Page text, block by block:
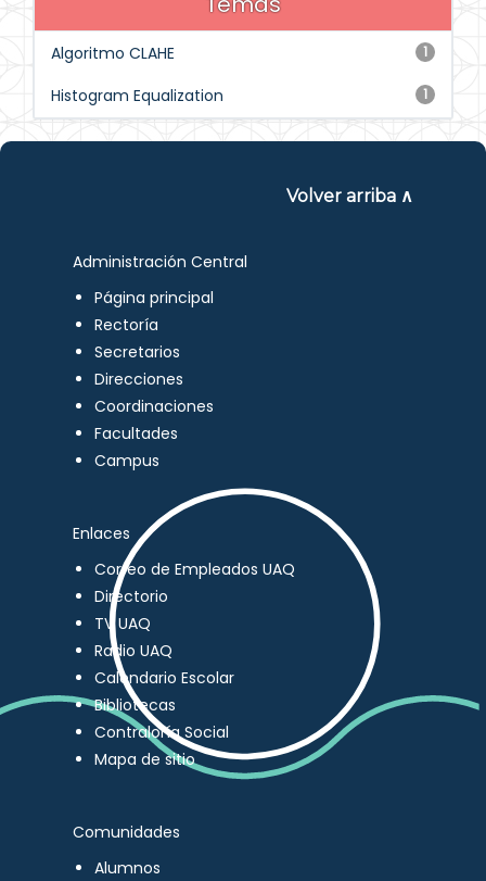
1
Algoritmo CLAHE
1
Histogram Equalization
Volver arriba ∧
Administración Central
Página principal
Rectoría
Secretarios
Direcciones
Coordinaciones
Facultades
Campus
Enlaces
Correo de Empleados UAQ
Directorio
TV UAQ
Radio UAQ
Calendario Escolar
Bibliotecas
Contraloría Social
Mapa de sitio
Comunidades
Alumnos